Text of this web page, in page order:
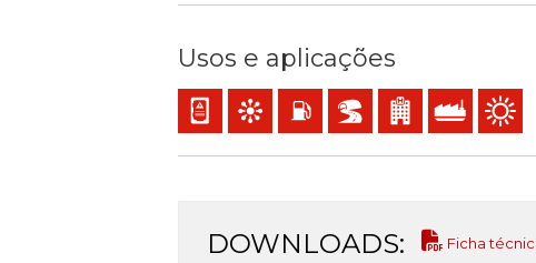
Usos e aplicações
Cablagem interna de equipamentos e painéis
Comando e controle
Instalações com risco de incêndio
BD2, BD3, BD4 (arranha-
Estabelecimentos
Uso industrial
DOWNLOADS: Ficha